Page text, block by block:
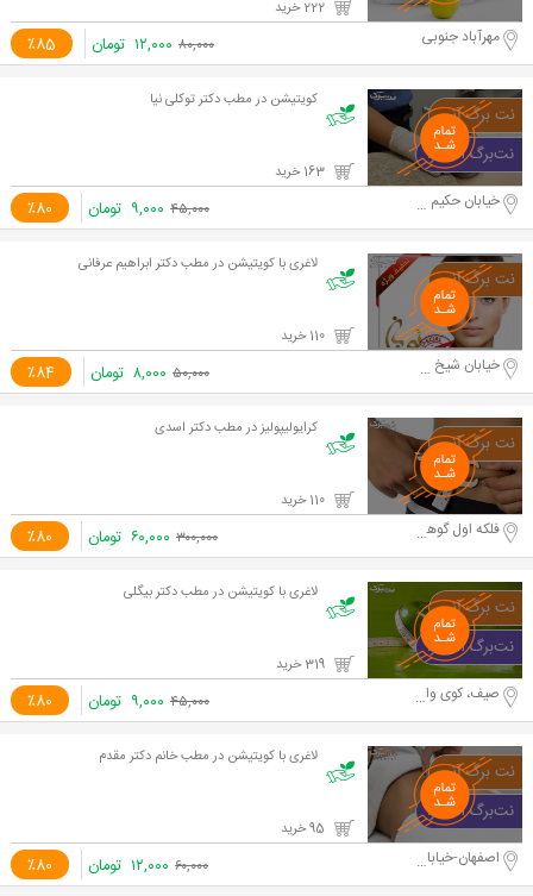
٪85 مهرآباد جنوبی ۸۰,۰۰۰ ۱۲,۰۰۰ تومان
کویتیشن در مطب دکتر توکلی نیا
٪80 خیابان حکیم نظامی ۴۵,۰۰۰ ۹,۰۰۰ تومان
لاغری با کویتیشن در مطب دکتر ابراهیم عرفانی
٪84 خیابان شیخ صدوق شمالی ۵۰,۰۰۰ ۸,۰۰۰ تومان
کرایولیپولیز در مطب دکتر اسدی
٪80 فلکه اول گوهردشت ۳۰۰,۰۰۰ ۶۰,۰۰۰ تومان
لاغری با کویتیشن در مطب دکتر بیگلی
٪80 صیف، کوی وال اصفهانی ۴۵,۰۰۰ ۹,۰۰۰ تومان
لاغری با کویتیشن در مطب خانم دکتر مقدم
٪80 اصفهان-خیابان وحید ۶۰,۰۰۰ ۱۲,۰۰۰ تومان